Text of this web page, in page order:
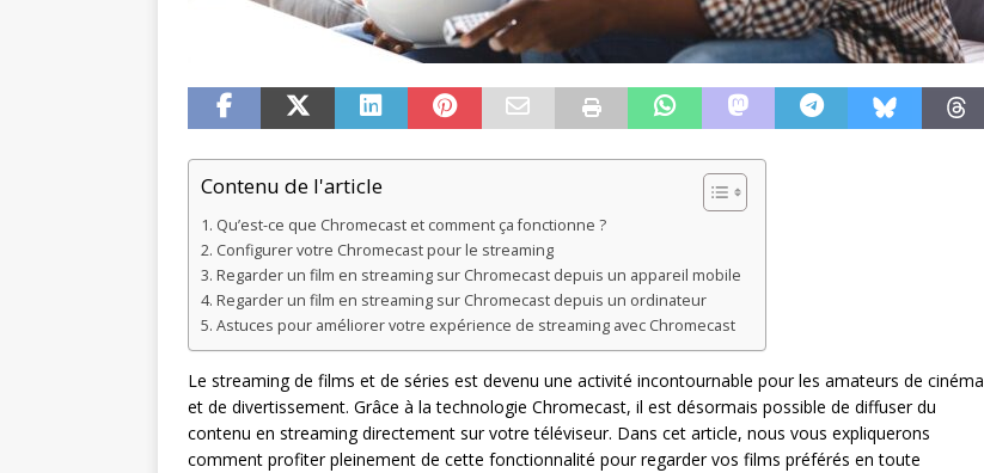
Contenu de l'article
Qu’est-ce que Chromecast et comment ça fonctionne ?
Configurer votre Chromecast pour le streaming
Regarder un film en streaming sur Chromecast depuis un appareil mobile
Regarder un film en streaming sur Chromecast depuis un ordinateur
Astuces pour améliorer votre expérience de streaming avec Chromecast
Le streaming de films et de séries est devenu une activité incontournable pour les amateurs de cinéma
et de divertissement. Grâce à la technologie Chromecast, il est désormais possible de diffuser du
contenu en streaming directement sur votre téléviseur. Dans cet article, nous vous expliquerons
comment profiter pleinement de cette fonctionnalité pour regarder vos films préférés en toute